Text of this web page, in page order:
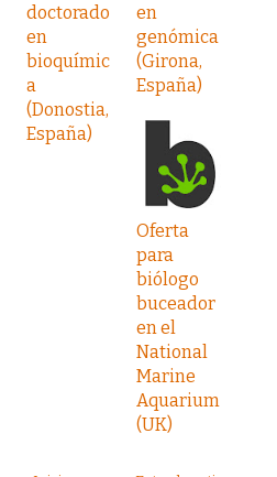
doctorado
en
bioquímic
a
(Donostia,
España)
en
genómica
(Girona,
España)
Oferta
para
biólogo
buceador
en el
National
Marine
Aquarium
(UK)